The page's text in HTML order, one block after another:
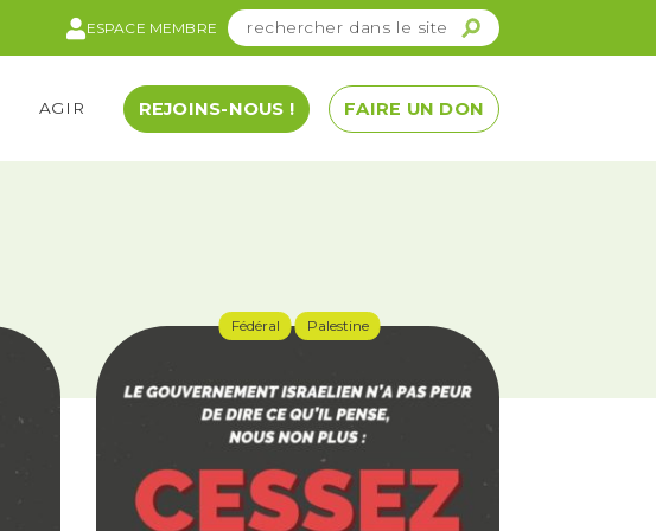
ESPACE MEMBRE
AGIR REJOINS-NOUS ! FAIRE UN DON
Fédéral Palestine